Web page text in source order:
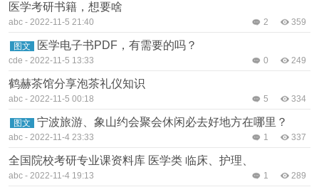
医学考研书籍，想要啥
abc - 2022-11-5 21:40 359
2
图文 医学电子书PDF，有需要的吗？
cde - 2022-11-5 13:33 249
0
鹤赫茶馆分享泡茶礼仪知识
abc - 2022-11-5 00:18 334
5
图文 宁波旅游、象山约会聚会休闲必去好地方在哪里？
abc - 2022-11-4 23:33 337
1
全国院校考研专业课资料库 医学类 临床、护理、
abc - 2022-11-4 19:13 289
1